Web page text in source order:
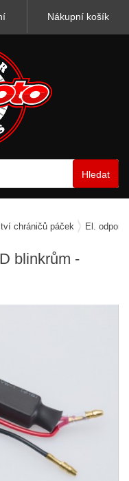
Nákupní košík
Hledat
chráničů páček El. odpor
blinkrům -